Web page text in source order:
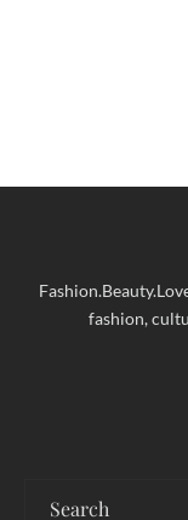
fashion,